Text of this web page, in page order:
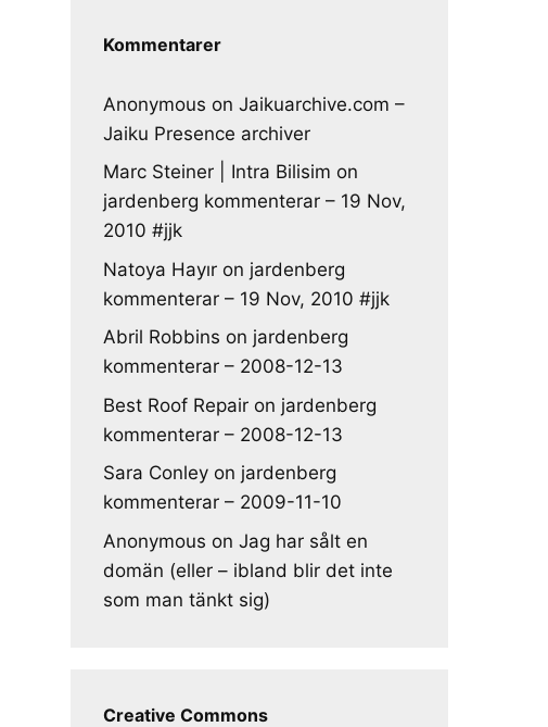
Kommentarer
Anonymous on Jaikuarchive.com –
Jaiku Presence archiver
Marc Steiner | Intra Bilisim on
jardenberg kommenterar – 19 Nov,
2010 #jjk
Natoya Hayır on jardenberg
kommenterar – 19 Nov, 2010 #jjk
Abril Robbins on jardenberg
kommenterar – 2008-12-13
Best Roof Repair on jardenberg
kommenterar – 2008-12-13
Sara Conley on jardenberg
kommenterar – 2009-11-10
Anonymous on Jag har sålt en
domän (eller – ibland blir det inte
som man tänkt sig)
Creative Commons